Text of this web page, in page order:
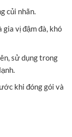
củi nhãn.
vị đậm đà, khó
sử dụng trong
khi đóng gói và